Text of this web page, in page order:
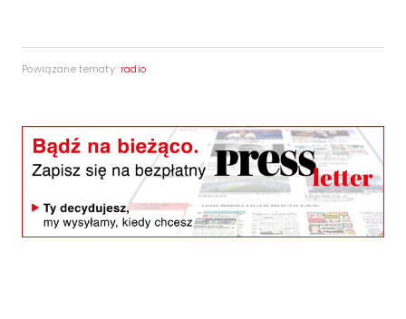
Powiązane tematy: radio